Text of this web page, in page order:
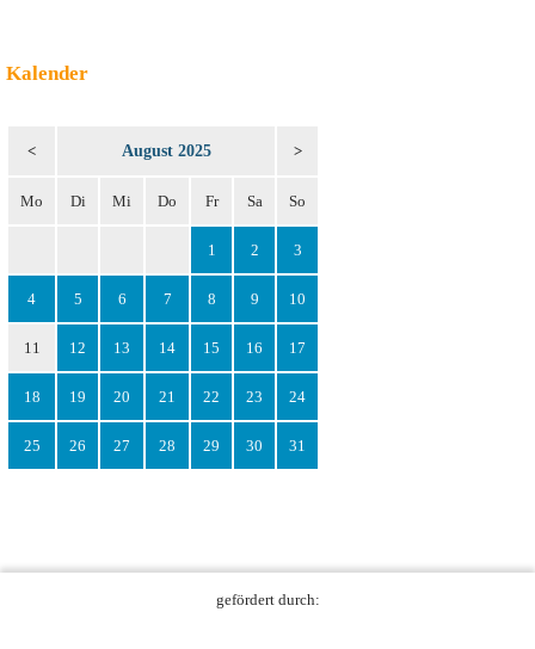
Kalender
< August 2025 >
Mo Di Mi Do Fr Sa So
1 2 3
4 5 6 7 8 9 10
11 12 13 14 15 16 17
18 19 20 21 22 23 24
25 26 27 28 29 30 31
gefördert durch: